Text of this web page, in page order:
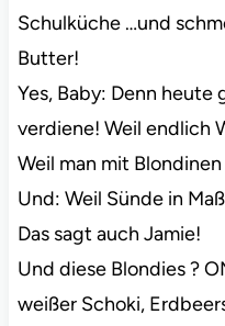
Schulküche …und
Butter!
Yes, Baby: Denn heute
verdiene! Weil endlich
Weil man mit
Und: Weil Sünde in
Das sagt auch Jamie!
Und diese Blondies ?
weißer Schoki,